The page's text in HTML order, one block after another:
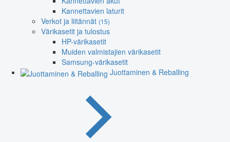
Kannettavien laturit
Verkot ja liitännät (15)
Värikasetit ja tulostus
HP-värikasetit
Muiden valmistajien värikasetit
Samsung-värikasetit
Juottaminen & Reballing